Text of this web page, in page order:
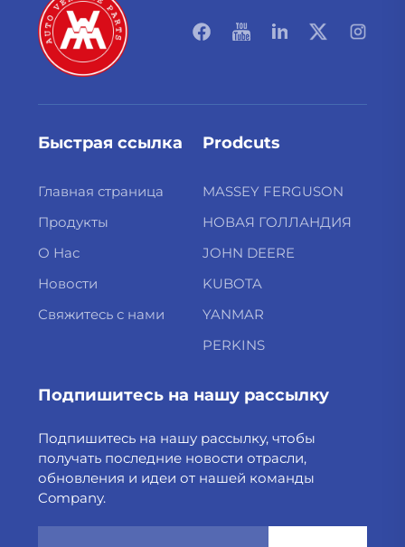
Быстрая ссылка
Главная страница
Продукты
О Нас
Новости
Свяжитесь с нами
Prodcuts
MASSEY FERGUSON
НОВАЯ ГОЛЛАНДИЯ
JOHN DEERE
KUBOTA
YANMAR
PERKINS
Подпишитесь на нашу рассылку
Подпишитесь на нашу рассылку, чтобы
получать последние новости отрасли,
обновления и идеи от нашей команды
Company.